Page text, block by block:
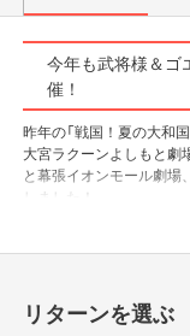
今年も武将様＆ゴ
催！
昨年の「戦国！夏の大和
大宮ラクーンよしもと劇
と幕張イオンモール劇
しました！
今年は浅草にある雷
リターンを選ぶ